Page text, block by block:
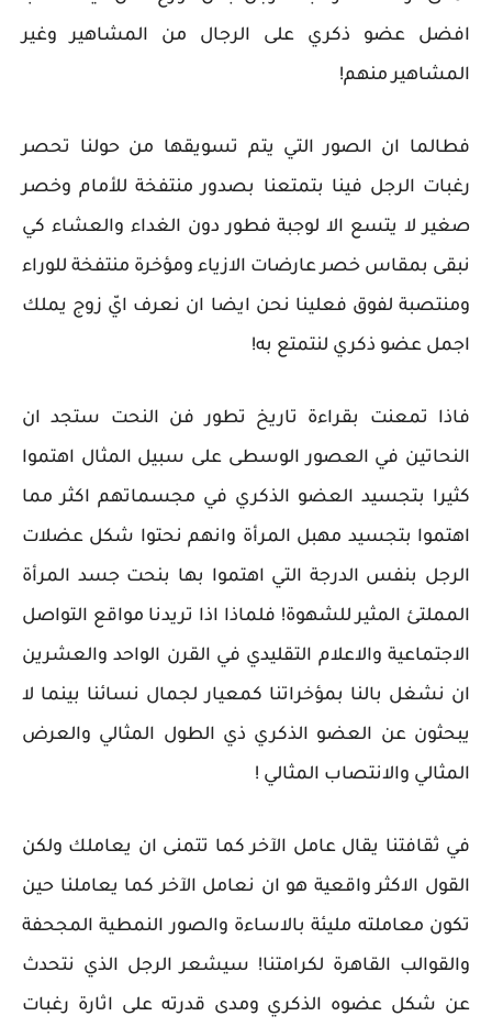
افضل عضو ذكري على الرجال من المشاهير وغير
المشاهير منهم!
فطالما ان الصور التي يتم تسويقها من حولنا تحصر
رغبات الرجل فينا بتمتعنا بصدور منتفخة للأمام وخصر
صغير لا يتسع الا لوجبة فطور دون الغداء والعشاء كي
نبقى بمقاس خصر عارضات الازياء ومؤخرة منتفخة للوراء
ومنتصبة لفوق فعلينا نحن ايضا ان نعرف ايّ زوج يملك
اجمل عضو ذكري لنتمتع به!
فاذا تمعنت بقراءة تاريخ تطور فن النحت ستجد ان
النحاتين في العصور الوسطى على سبيل المثال اهتموا
كثيرا بتجسيد العضو الذكري في مجسماتهم اكثر مما
اهتموا بتجسيد مهبل المرأة وانهم نحتوا شكل عضلات
الرجل بنفس الدرجة التي اهتموا بها بنحت جسد المرأة
المملتئ المثير للشهوة! فلماذا اذا تريدنا مواقع التواصل
الاجتماعية والاعلام التقليدي في القرن الواحد والعشرين
ان نشغل بالنا بمؤخراتنا كمعيار لجمال نسائنا بينما لا
يبحثون عن العضو الذكري ذي الطول المثالي والعرض
المثالي والانتصاب المثالي !
في ثقافتنا يقال عامل الآخر كما تتمنى ان يعاملك ولكن
القول الاكثر واقعية هو ان نعامل الآخر كما يعاملنا حين
تكون معاملته مليئة بالاساءة والصور النمطية المجحفة
والقوالب القاهرة لكرامتنا! سيشعر الرجل الذي نتحدث
عن شكل عضوه الذكري ومدى قدرته على اثارة رغبات